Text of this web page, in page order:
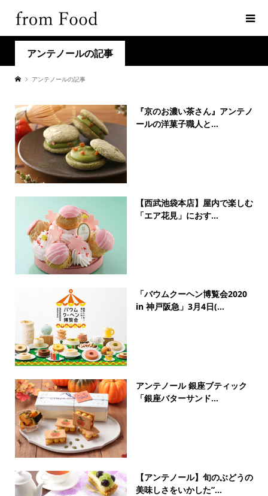
アンテノールの記事
アンテノールの記事
『京のお濃い茶さん』アンテノ
ールの洋菓子職人と...
【西武池袋本店】屋内で楽しむ
「エア花見」におす...
「バウムクーヘン博覧会2020
in 神戸阪急」3月4日(...
アンテノール 銀座ブティック
「銀座バターサンド...
【アンテノール】旬のぶどうの
美味しさをいかした”...